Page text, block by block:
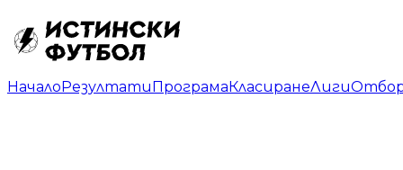
НачалоРезултатиПрограмаКласиранеЛиги